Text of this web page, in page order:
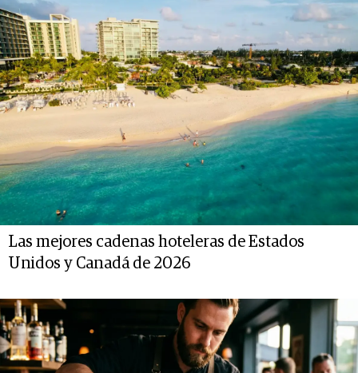
Las mejores cadenas hoteleras de Estados
Unidos y Canadá de 2026